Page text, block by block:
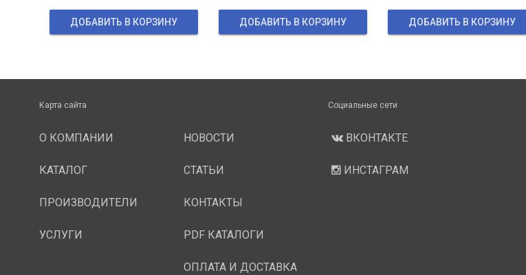
ДОБАВИТЬ В КОРЗИНУ ДОБАВИТЬ В КОРЗИНУ ДОБАВИТЬ В КОРЗИНУ
Карта сайта
О КОМПАНИИ
КАТАЛОГ
ПРОИЗВОДИТЕЛИ
УСЛУГИ
НОВОСТИ
СТАТЬИ
КОНТАКТЫ
PDF КАТАЛОГИ
ОПЛАТА И ДОСТАВКА
Социальные сети
ВКОНТАКТЕ
ИНСТАГРАМ